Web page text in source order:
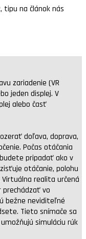
tipu na článok nás
zariadenie (VR
jeden displej. V
alebo časť
doľava, doprava,
Počas otáčania
pripadať ako v
otáčanie, polohu
realita určená
prechádzať vo
bežne neviditeľné
Tieto snímače sa
simuláciu rúk